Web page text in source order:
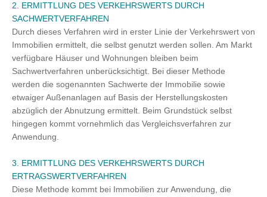
2. ERMITTLUNG DES VERKEHRSWERTS DURCH
SACHWERTVERFAHREN
Durch dieses Verfahren wird in erster Linie der Verkehrswert von
Immobilien ermittelt, die selbst genutzt werden sollen. Am Markt
verfügbare Häuser und Wohnungen bleiben beim
Sachwertverfahren unberücksichtigt. Bei dieser Methode
werden die sogenannten Sachwerte der Immobilie sowie
etwaiger Außenanlagen auf Basis der Herstellungskosten
abzüglich der Abnutzung ermittelt. Beim Grundstück selbst
hingegen kommt vornehmlich das Vergleichsverfahren zur
Anwendung.
3. ERMITTLUNG DES VERKEHRSWERTS DURCH
ERTRAGSWERTVERFAHREN
Diese Methode kommt bei Immobilien zur Anwendung, die